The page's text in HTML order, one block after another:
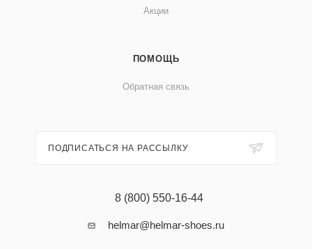
Акции
ПОМОЩЬ
Обратная связь
ПОДПИСАТЬСЯ НА РАССЫЛКУ
8 (800) 550-16-44
helmar@helmar-shoes.ru